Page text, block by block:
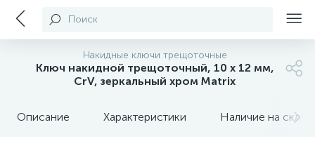
Поиск
Накидные ключи трещоточные
Ключ накидной трещоточный, 10 х 12 мм,
CrV, зеркальный хром Matrix
Описание Характеристики Наличие на